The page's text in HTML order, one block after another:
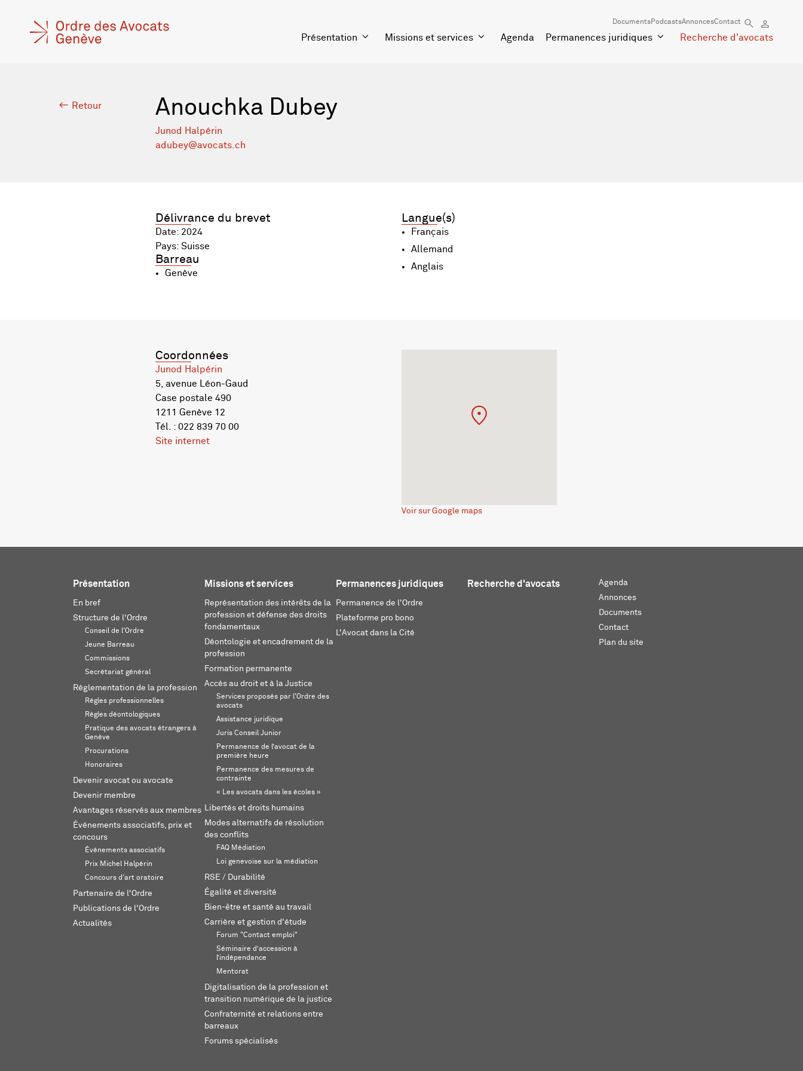
DocumentsPodcastsAnnoncesContact
Présentation Missions et services Agenda Permanences juridiques Recherche d'avocats
Retour Anouchka Dubey
Junod Halpérin
adubey@avocats.ch
Délivrance du brevet
Date: 2024
Pays: Suisse
Barreau
Genève
Langue(s)
Français
Allemand
Anglais
Coordonnées
Junod Halpérin
5, avenue Léon-Gaud
Case postale 490
1211 Genève 12
Tél. : 022 839 70 00
Site internet
Voir sur Google maps
Présentation
En bref
Structure de l'Ordre
Conseil de l'Ordre
Jeune Barreau
Commissions
Secrétariat général
Réglementation de la profession
Règles professionnelles
Règles déontologiques
Pratique des avocats étrangers à
Genève
Procurations
Honoraires
Devenir avocat ou avocate
Devenir membre
Avantages réservés aux membres
Événements associatifs, prix et
concours
Événements associatifs
Prix Michel Halpérin
Concours d'art oratoire
Partenaire de l'Ordre
Publications de l'Ordre
Actualités
Missions et services
Représentation des intérêts de la
profession et défense des droits
fondamentaux
Déontologie et encadrement de la
profession
Formation permanente
Accès au droit et à la Justice
Services proposés par l'Ordre des
avocats
Assistance juridique
Juris Conseil Junior
Permanence de l’avocat de la
première heure
Permanence des mesures de
contrainte
« Les avocats dans les écoles »
Libertés et droits humains
Modes alternatifs de résolution
des conflits
FAQ Médiation
Loi genevoise sur la médiation
RSE / Durabilité
Égalité et diversité
Bien-être et santé au travail
Carrière et gestion d'étude
Forum "Contact emploi"
Séminaire d’accession à
l’indépendance
Mentorat
Digitalisation de la profession et
transition numérique de la justice
Confraternité et relations entre
barreaux
Forums spécialisés
Permanences juridiques
Permanence de l'Ordre
Plateforme pro bono
L'Avocat dans la Cité
Recherche d'avocats
Agenda
Annonces
Documents
Contact
Plan du site